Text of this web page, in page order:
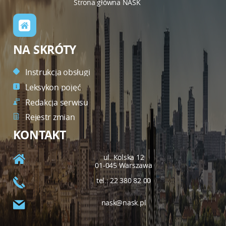
Strona główna NASK
NA SKRÓTY
Instrukcja obsługi
Leksykon pojęć
Redakcja serwisu
Rejestr zmian
KONTAKT
ul. Kolska 12
01-045 Warszawa
tel.: 22 380 82 00
nask@nask.pl